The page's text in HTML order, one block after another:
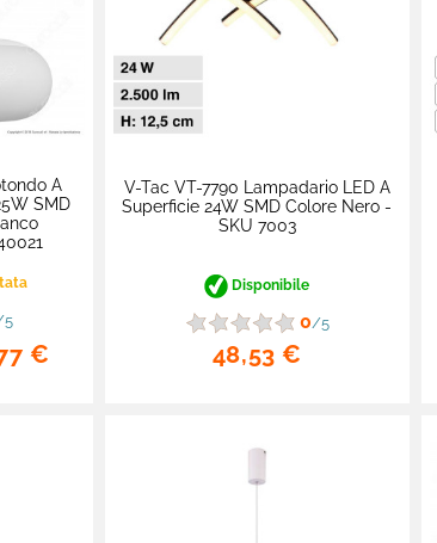
A
SMD
€
V-Tac VT-7790 Lampadario LED A
Superficie 24W SMD Colore Nero -
SKU 7003
Disponibile
0/5
48,53 €